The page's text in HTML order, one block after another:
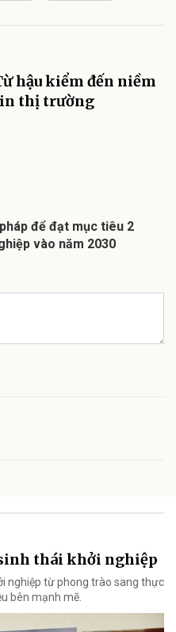
hậu kiểm đến niềm
thị trường
để đạt mục tiêu 2
vào năm 2030
thái khởi nghiệp
nghiệp từ phong trào sang thực
bên mạnh mẽ.